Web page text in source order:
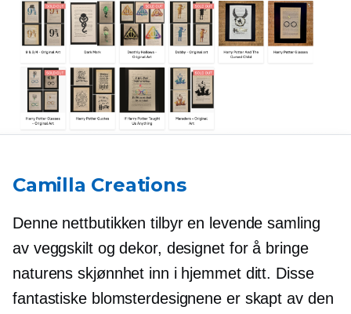
Camilla Creations
Denne nettbutikken tilbyr en levende samling
av veggskilt og dekor, designet for å bringe
naturens skjønnhet inn i hjemmet ditt. Disse
fantastiske blomsterdesignene er skapt av den